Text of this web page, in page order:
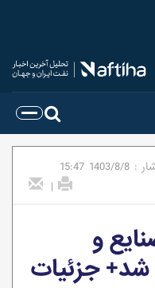
:
1403/8/8
15:47
|
و
شد+ جزئیات